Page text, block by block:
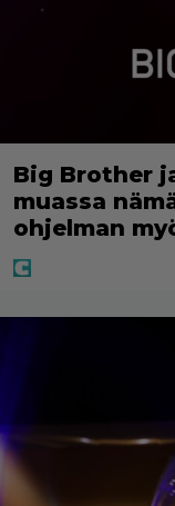
Big Brother
muassa
ohjelman